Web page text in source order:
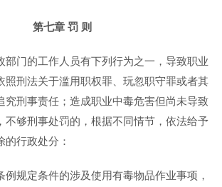
第七章 罚 则
部门的工作人员有下列行为之一，导致职业
照刑法关于滥用职权罪、玩忽职守罪或者其
究刑事责任；造成职业中毒危害但尚未导致
不够刑事处罚的，根据不同情节，依法给予
的行政处分：
例规定条件的涉及使用有毒物品作业事项，